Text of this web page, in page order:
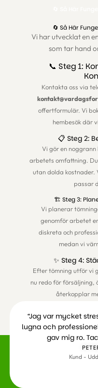
🛠️ Våra
🔄 Så Här
Vi har utvecklat en
som tar hand
📞 Steg 1:
Kontakta oss via
offertformulär. Vi
hembesök där
📋 Steg 2:
Vi gör en
arbetets omfattning.
utan dolda kostnader.
passar
🏗️ Steg 3:
Vi planerar
genomför arbetet
diskreta och
medan vi
✨ Steg 4:
Efter tömning utför vi
nu redo för försäljning,
återkopplar
“Jag var mycket
lugna och
gav mig ro.
Kund -